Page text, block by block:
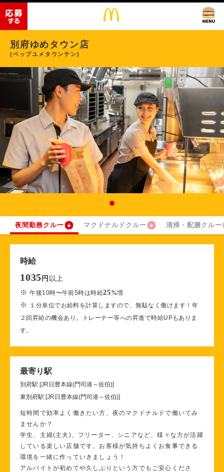
別府ゆめタウン店
(ベップユメタウンテン)
夜間勤務クルー マクドナルドクルー 清掃・配膳クルー
時給
1035 円 以上
※午後10時〜午前5時は時給25%増
※
１分単位でお給料を計算しますので、無駄なく働けます！年
２回昇給の機会あり。トレーナー等への昇進で時給UPもありま
す。
最寄り駅
別府駅 [JR日豊本線(門司港～佐伯)]
東別府駅 [JR日豊本線(門司港～佐伯)]
短時間で効率よく働きたい方、夜のマクドナルドで働いてみ
ませんか？
学生、主婦(主夫)、フリーター、シニアなど、様々な方が活躍
している楽しい店舗です。お客様が気持ちよくお食事できる
環境を一緒に作っていきましょう！
アルバイトが初めてや久しぶりという方でもご安心くださ